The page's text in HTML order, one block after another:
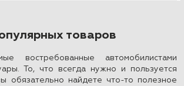
товаров
востребованные автомобилистами
То, что всегда нужно и пользуется
обязательно найдете что-то полезное